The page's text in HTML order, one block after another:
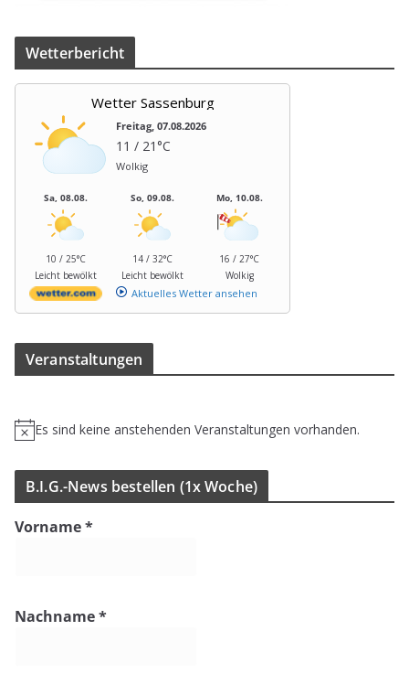
Wet­ter­be­richt
Wetter Sassenburg
Freitag, 07.08.2026
11 / 21°C
Wolkig
Sa, 08.08.
10 / 25°C
Leicht bewölkt
So, 09.08.
14 / 32°C
Leicht bewölkt
Mo, 10.08.
16 / 27°C
Wolkig
Aktuelles Wetter ansehen
Ver­an­stal­tun­gen
H
e
Es sind keine anstehenden Veranstaltungen vorhanden.
B.I.G.-News bestel­len (1x Woche)
Vorname*
Nachname*